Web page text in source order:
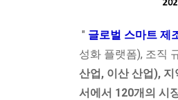
" 글로벌 스마트 제
성화 플랫폼), 조직
산업, 이산 산업),
서에서 120개의 시